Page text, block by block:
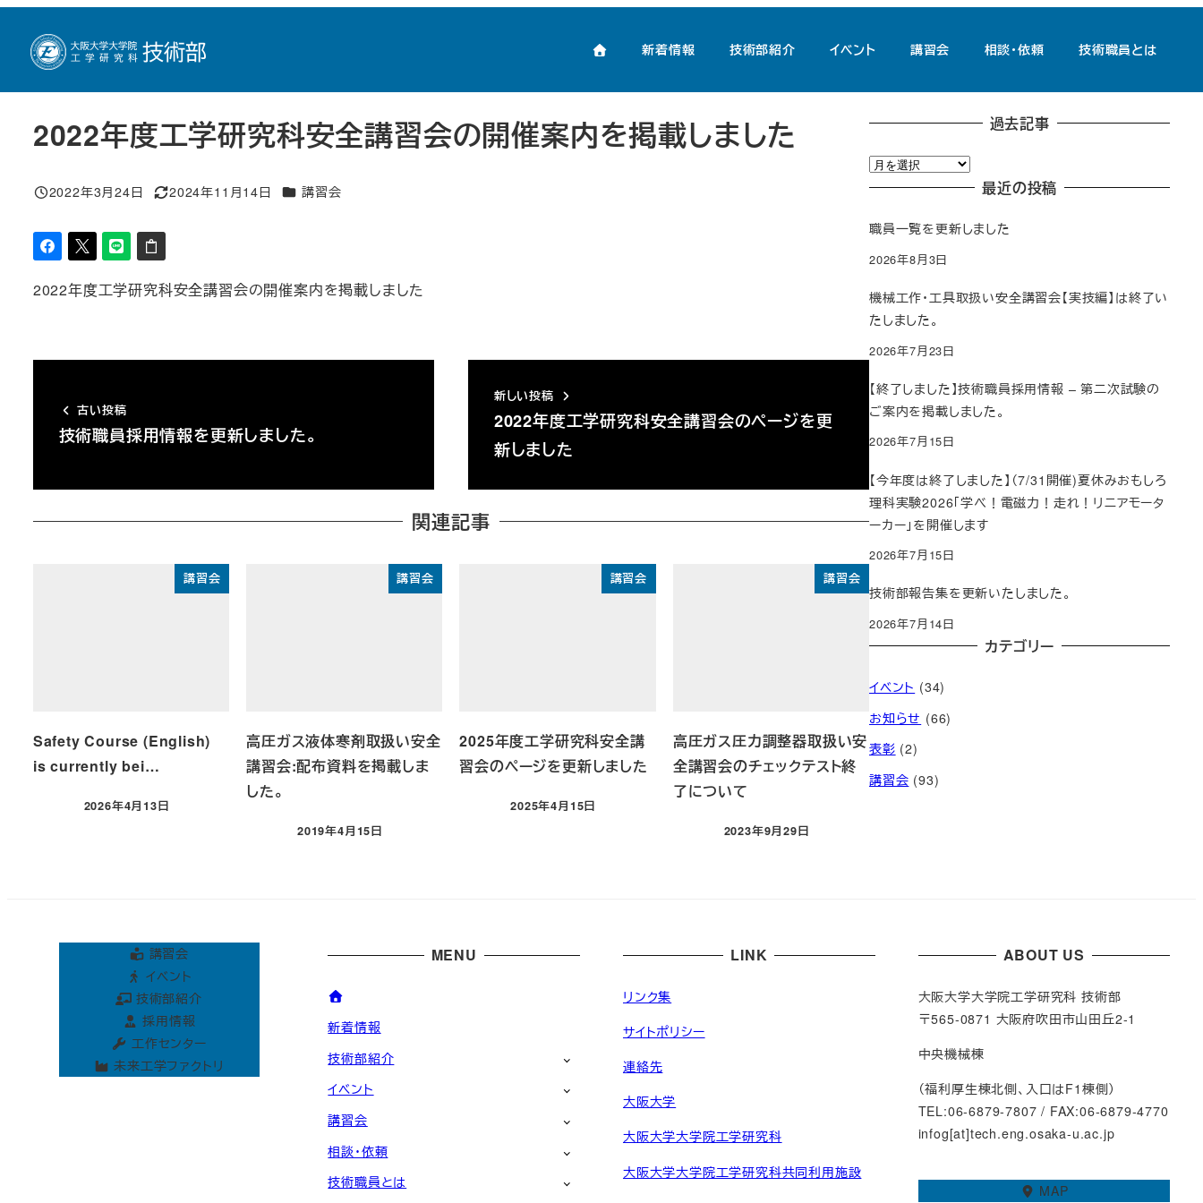
コ
新着情報 技術部紹介 イベント 講習会 相談・依頼 技術職員とは
トップページ 新着情報 講習会
2022年度工学研究科安全講習会の開催案内を掲載しました
投稿日
2022年3月24日
更新日
2024年11月14日 カテゴリー
講習会
2022年度工学研究科安全講習会の開催案内を掲載しました
古い投稿
技術職員採用情報を更新しました。
新しい投稿
2022年度工学研究科安全講習会のページを更
新しました
関連記事
講習会
Safety Course (English)
is currently bei…
投稿日
2026年4月13日
講習会
高圧ガス液体寒剤取扱い安全
講習会:配布資料を掲載しま
した。
投稿日
2019年4月15日
講習会
2025年度工学研究科安全講
習会のページを更新しました
投稿日
2025年4月15日
講習会
高圧ガス圧力調整器取扱い安
全講習会のチェックテスト終
了について
投稿日
2023年9月29日
過去記事
過
去
事
最近の投稿
職員一覧を更新しました
2026年8月3日
機械工作・工具取扱い安全講習会【実技編】は終了い
たしました。
2026年7月23日
【終了しました】技術職員採用情報 – 第二次試験の
ご案内を掲載しました。
2026年7月15日
【今年度は終了しました】（7/31開催)夏休みおもしろ
理科実験2026「学べ！電磁力！走れ！リニアモータ
ーカー」を開催します
2026年7月15日
技術部報告集を更新いたしました。
2026年7月14日
カテゴリー
イベント (34)
お知らせ (66)
表彰 (2)
講習会 (93)
講習会
イベント
技術部紹介
採用情報
工作センター
未来工学ファクトリ
MENU
新着情報
技術部紹介
イベント
講習会
相談・依頼
技術職員とは
LINK
リンク集
サイトポリシー
連絡先
大阪大学
大阪大学大学院工学研究科
大阪大学大学院工学研究科共同利用施設
ABOUT US
大阪大学大学院工学研究科 技術部
〒565-0871 大阪府吹田市山田丘2-1
中央機械棟
（福利厚生棟北側、入口はF1棟側）
TEL:06-6879-7807 / FAX:06-6879-4770
infog[at]tech.eng.osaka-u.ac.jp
MAP